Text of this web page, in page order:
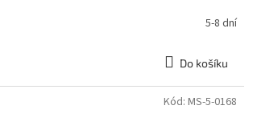
5-8 dní
Do košíku
Kód: MS-5-0168